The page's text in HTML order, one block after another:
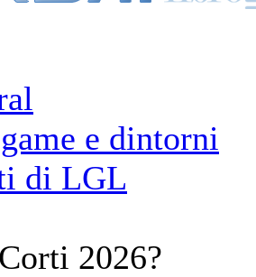
e dintorni
di LGL
2026?